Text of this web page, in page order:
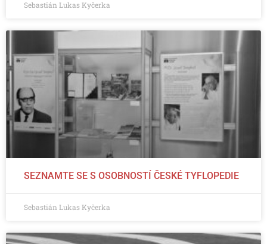
Sebastián Lukas Kyčerka
SEZNAMTE SE S OSOBNOSTÍ ČESKÉ TYFLOPEDIE
Sebastián Lukas Kyčerka